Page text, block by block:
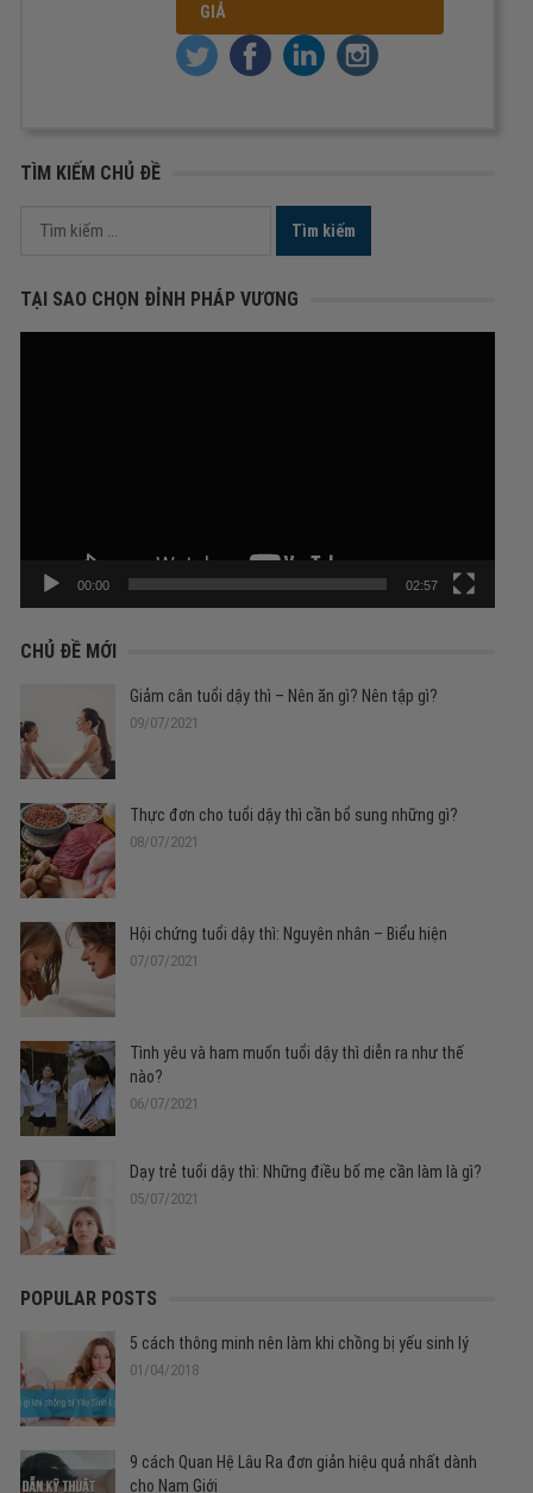
GIẢ
TÌM KIẾM CHỦ ĐỀ
Tìm
TẠI SAO CHỌN ĐỈNH PHÁP VƯƠNG
00:00 02:57
CHỦ ĐỀ MỚI
Giảm cân tuổi dậy thì – Nên ăn gì? Nên tập gì?
09/07/2021
Thực đơn cho tuổi dậy thì cần bổ sung những gì?
08/07/2021
Hội chứng tuổi dậy thì: Nguyên nhân – Biểu hiện
07/07/2021
Tình yêu và ham muốn tuổi dậy thì diễn ra như thế
nào?
06/07/2021
Dạy trẻ tuổi dậy thì: Những điều bố mẹ cần làm là gì?
05/07/2021
POPULAR POSTS
5 cách thông minh nên làm khi chồng bị yếu sinh lý
01/04/2018
9 cách Quan Hệ Lâu Ra đơn giản hiệu quả nhất dành
cho Nam Giới